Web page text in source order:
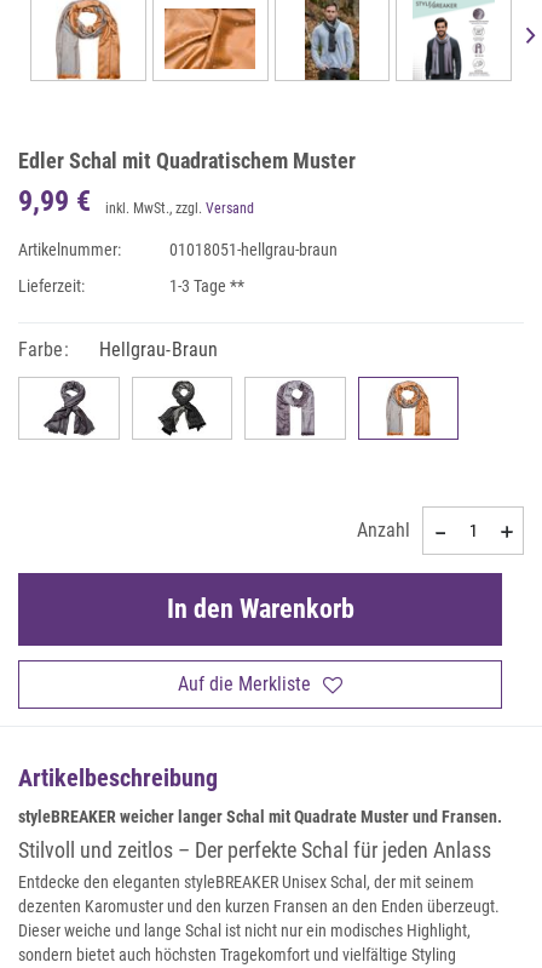
Edler Schal mit Quadratischem Muster
9,99 € inkl. MwSt., zzgl. Versand
Artikelnummer:
01018051-hellgrau-braun
Lieferzeit:
1-3 Tage **
Farbe: Hellgrau-Braun
Anzahl
Auf die Merkliste
In den Warenkorb
Artikelbeschreibung
styleBREAKER weicher langer Schal mit Quadrate Muster und Fransen.
Stilvoll und zeitlos – Der perfekte Schal für jeden Anlass
Entdecke den eleganten styleBREAKER Unisex Schal, der mit seinem
dezenten Karomuster und den kurzen Fransen an den Enden überzeugt.
Dieser weiche und lange Schal ist nicht nur ein modisches Highlight,
sondern bietet auch höchsten Tragekomfort und vielfältige Styling